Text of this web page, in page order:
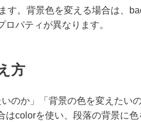
す。背景色を変える場合は、
パティが異なります。
方
のか」「背景の色を変えたい
colorを使い、段落の背景に